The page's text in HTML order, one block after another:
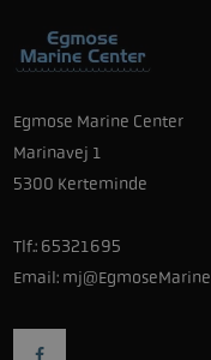
Egmose Marine Center
Marinavej 1
5300 Kerteminde
Tlf.: 65321695
Email: